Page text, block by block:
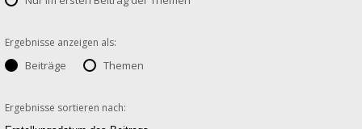
Ergebnisse anzeigen als:
Beiträge Themen
Ergebnisse sortieren nach: